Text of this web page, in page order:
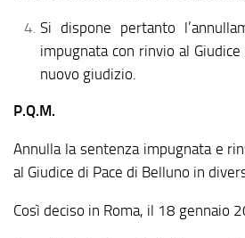
Si dispone pertanto
impugnata con rinvio al
nuovo giudizio.
P.Q.M.
Annulla la sentenza impugnata e
al Giudice di Pace di Belluno in
Così deciso in Roma, il 18 gennaio